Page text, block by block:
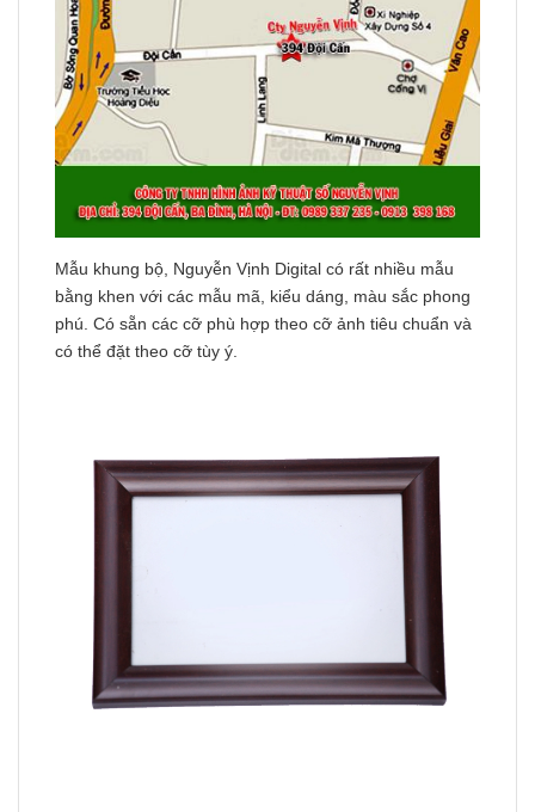
Mẫu khung bộ, Nguyễn Vịnh Digital có rất nhiều mẫu
bằng khen với các mẫu mã, kiểu dáng, màu sắc phong
phú. Có sẵn các cỡ phù hợp theo cỡ ảnh tiêu chuẩn và
có thể đặt theo cỡ tùy ý.